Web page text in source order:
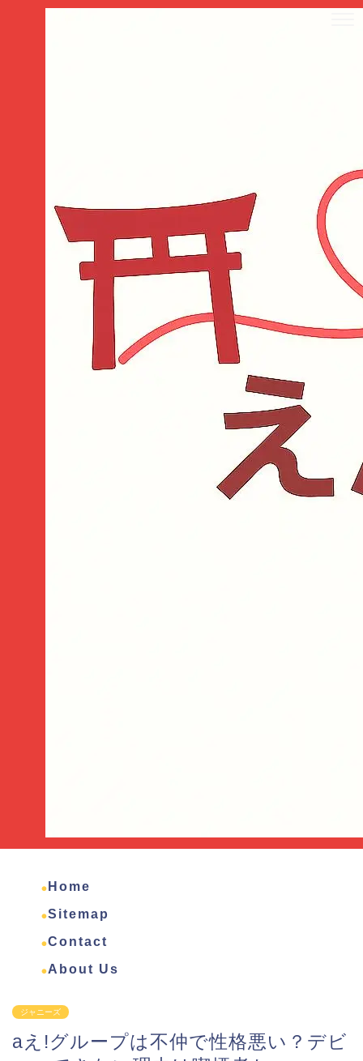
Home
Sitemap
Contact
About Us
ジャニーズ
aえ!グループは不仲で性格悪い？デビ